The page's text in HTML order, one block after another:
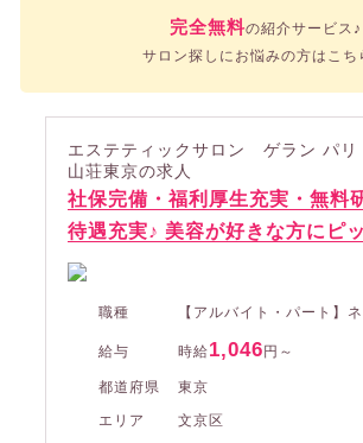
完全無料の紹介サービス♪
サロン探しにお悩みの方はこち
エステティックサロン ゲラン パ
山荘東京の求人
社保完備・福利厚生充実・無料
待遇充実♪ 美容が好きな方にピ
職種 【アルバイト・パート】
給与 時給1,046円～
都道府県
東京
エリア
文京区